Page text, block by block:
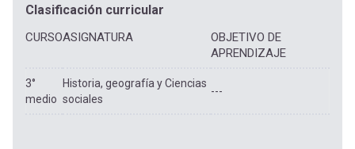
Clasificación curricular
CURSOASIGNATURA
OBJETIVO DE
APRENDIZAJE
3°
medio
Historia, geografía y Ciencias
sociales
---